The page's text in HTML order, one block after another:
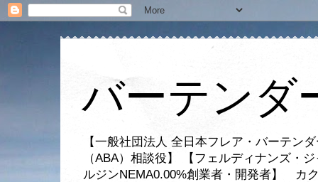
バーテンダ
【一般社団法人 全日本フレア・バーテン
（ABA）相談役】 【フェルディナンズ・
ルジンNEMA0.00%創業者・開発者】 カ